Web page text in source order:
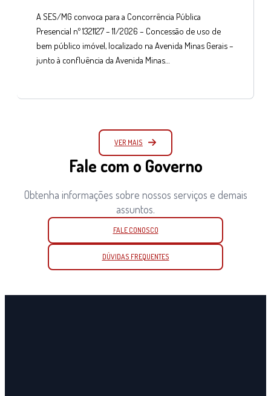
A SES/MG convoca para a Concorrência Pública
Presencial nº 1321127 – 11/2026 – Concessão de uso de
bem público imóvel, localizado na Avenida Minas Gerais –
junto à confluência da Avenida Minas…
VER MAIS
Fale com o Governo
Obtenha informações sobre nossos serviços e demais
assuntos.
FALE CONOSCO
DÚVIDAS FREQUENTES